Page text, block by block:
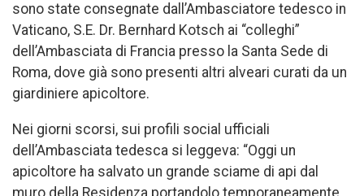
sono state consegnate dall’Ambasciatore tedesco in
Vaticano, S.E. Dr. Bernhard Kotsch ai “colleghi”
dell’Ambasciata di Francia presso la Santa Sede di
Roma, dove già sono presenti altri alveari curati da un
giardiniere apicoltore.
Nei giorni scorsi, sui profili social ufficiali
dell’Ambasciata tedesca si leggeva: “Oggi un
apicoltore ha salvato un grande sciame di api dal
muro della Residenza portandolo temporaneamente